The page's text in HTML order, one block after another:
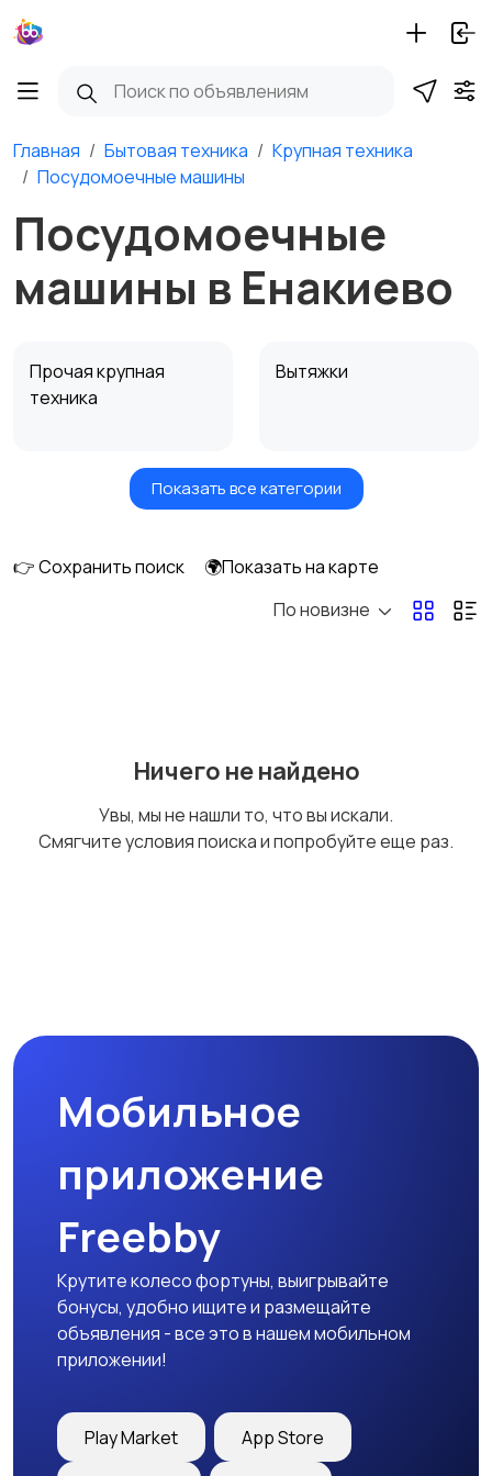
Главная Бытовая техника
Крупная техника
Посудомоечные машины
Посудомоечные
машины в Енакиево
Прочая крупная
техника
Вытяжки
Посудомоечные
Стиральные машины
Холодильники и
Показать все категории
👉 Сохранить поиск
🌍Показать на карте
По новизне
Ничего не найдено
Увы, мы не нашли то, что вы искали.
Смягчите условия поиска и попробуйте еще раз.
Мобильное
приложение
Freebby
Крутите колесо фортуны, выигрывайте
бонусы, удобно ищите и размещайте
объявления - все это в нашем мобильном
приложении!
Play Market App Store